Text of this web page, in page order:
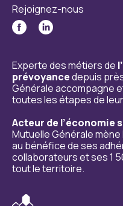
Rejoignez-nous
Experte des métiers de
prévoyancedepuis
Générale accompagne
toutes les étapes de
Acteur de l’économie
Mutuelle Générale
au bénéfice de ses
collaborateurs et ses 1
tout le territoire.